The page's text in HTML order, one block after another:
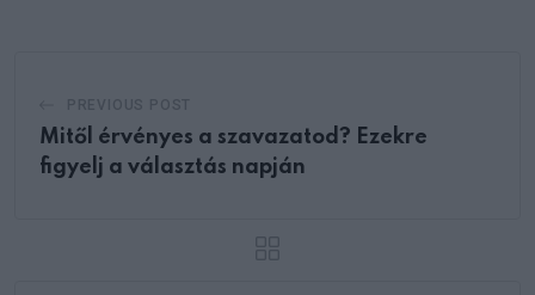
Mitől érvényes a szavazatod? Ezekre
figyelj a választás napján